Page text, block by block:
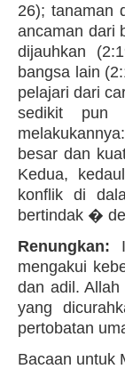
26); tanaman
ancaman dari
dijauhkan
bangsa lain
pelajari dari
sedikit pun
besar dan
Kedua,
konflik di
bertindak �
Renungkan:
mengakui
dan adil.
yang
pertobatan
Bacaan untuk